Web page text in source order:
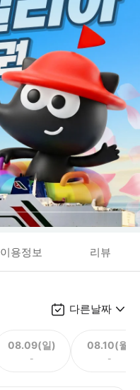
이용정보 리뷰
다른날짜
08.09(일)
-
08.10(월)
-